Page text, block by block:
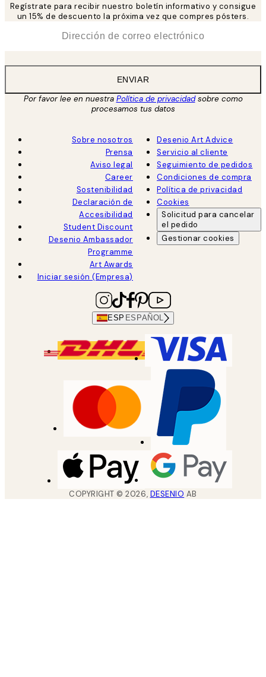
Regístrate para recibir nuestro boletín informativo y consigue
un 15% de descuento la próxima vez que compres pósters.
ENVIAR
Por favor lee en nuestra Política de privacidadsobre como
procesamos tus datos
Sobre nosotros
Prensa
Aviso legal
Career
Sostenibilidad
Declaración de
Accesibilidad
Student Discount
Desenio Ambassador
Programme
Art Awards
Iniciar sesión (Empresa)
Desenio Art Advice
Servicio al cliente
Seguimiento de pedidos
Condiciones de compra
Política de privacidad
Cookies
Solicitud para cancelar
el pedido
Gestionar cookies
ESP ESPAÑOL
COPYRIGHT ©2026, DESENIO AB